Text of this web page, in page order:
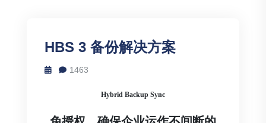
HBS 3 备份解决方案
1463
Hybrid Backup Sync